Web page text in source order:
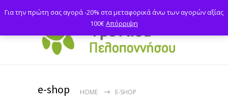
e-shop HOME E-SHOP
Για την πρώτη σας αγορά -20% στα μεταφορικά άνω των αγορών αξίας
100€Απόρριψη